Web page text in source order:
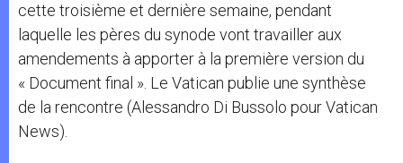
cette troisième et dernière semaine, pendant
laquelle les pères du synode vont travailler aux
amendements à apporter à la première version du
« Document final ». Le Vatican publie une synthèse
de la rencontre (Alessandro Di Bussolo pour Vatican
News).